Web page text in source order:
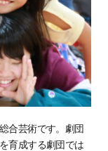
合芸術です。劇団
育成する劇団では